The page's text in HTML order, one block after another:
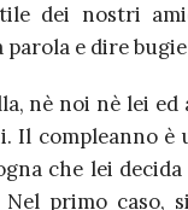
dei nostri
e dire
nè noi nè lei ed
Il compleanno è
che lei
Nel primo caso,